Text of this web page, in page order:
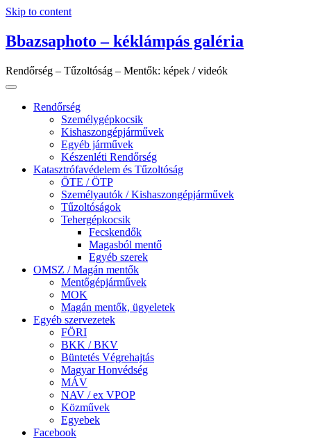
Skip to content
Bbazsaphoto – kéklámpás galéria
Rendőrség – Tűzoltóság – Mentők: képek / videók
Rendőrség
Személygépkocsik
Kishaszongépjárművek
Egyéb járművek
Készenléti Rendőrség
Katasztrófavédelem és Tűzoltóság
ÖTE / ÖTP
Személyautók / Kishaszongépjárművek
Tűzoltóságok
Tehergépkocsik
Fecskendők
Magasból mentő
Egyéb szerek
OMSZ / Magán mentők
Mentőgépjárművek
MOK
Magán mentők, ügyeletek
Egyéb szervezetek
FÖRI
BKK / BKV
Büntetés Végrehajtás
Magyar Honvédség
MÁV
NAV / ex VPOP
Közművek
Egyebek
Facebook